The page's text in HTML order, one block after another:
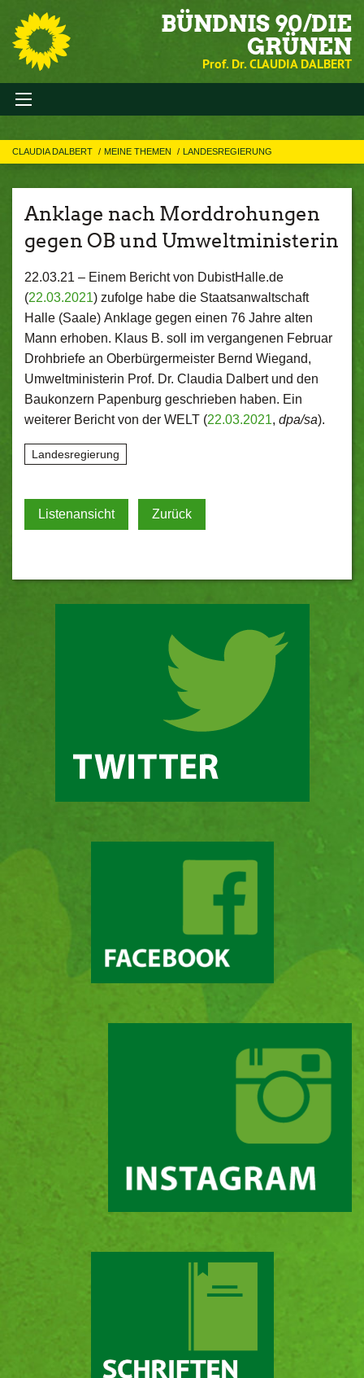
BÜNDNIS 90/DIE
GRÜNEN
Prof. Dr. CLAUDIA DALBERT
CLAUDIA DALBERT MEINE THEMEN LANDESREGIERUNG
Anklage nach Morddrohungen
gegen OB und Umweltministerin
22.03.21 – Einem Bericht von DubistHalle.de
(22.03.2021) zufolge habe die Staatsanwaltschaft
Halle (Saale) Anklage gegen einen 76 Jahre alten
Mann erhoben. Klaus B. soll im vergangenen Februar
Drohbriefe an Oberbürgermeister Bernd Wiegand,
Umweltministerin Prof. Dr. Claudia Dalbert und den
Baukonzern Papenburg geschrieben haben. Ein
weiterer Bericht von der WELT (22.03.2021, dpa/sa).
Landesregierung
Listenansicht Zurück